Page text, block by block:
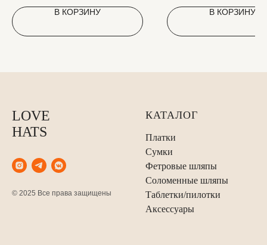
В КОРЗИНУ В КОРЗИНУ
LOVE
HATS
© 2025 Все права защищены
КАТАЛОГ
Платки
Сумки
Фетровые шляпы
Соломенные шляпы
Таблетки/пилотки
Аксессуары